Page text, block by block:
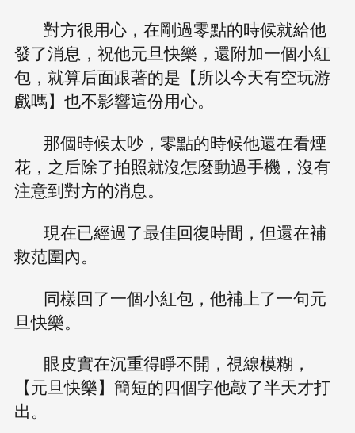
對方很用心，在剛過零點的時候就給他
發了消息，祝他元旦快樂，還附加一個小紅
包，就算后面跟著的是【所以今天有空玩游
戲嗎】也不影響這份用心。
那個時候太吵，零點的時候他還在看煙
花，之后除了拍照就沒怎麼動過手機，沒有
注意到對方的消息。
現在已經過了最佳回復時間，但還在補
救范圍內。
同樣回了一個小紅包，他補上了一句元
旦快樂。
眼皮實在沉重得睜不開，視線模糊，
【元旦快樂】簡短的四個字他敲了半天才打
出。